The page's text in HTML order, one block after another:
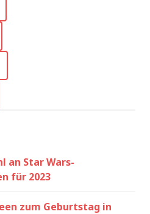
an Star Wars-
für 2023
zum Geburtstag in